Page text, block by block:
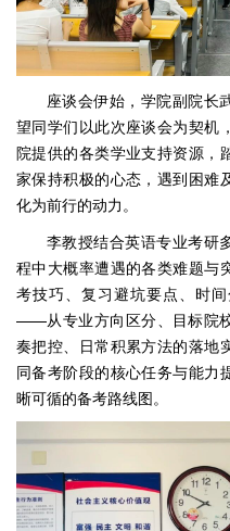
座谈会伊始，学院副院长
望同学们以此次座谈会为契机
院提供的各类学业支持资源，
家保持积极的心态，遇到困难
化为前行的动力。
李教授结合英语专业考研
程中大概率遭遇的各类难题与
考技巧、复习避坑要点、时
——从专业方向区分、目标院
奏把控、日常积累方法的落地
同备考阶段的核心任务与能力
晰可循的备考路线图。